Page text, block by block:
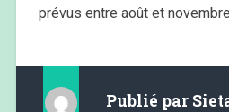
prévus entre août et
Publié par